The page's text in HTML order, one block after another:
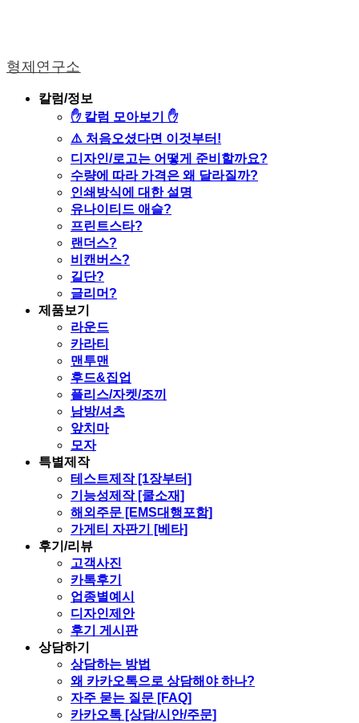
형제연구소
칼럼/정보
✋ 칼럼 모아보기 ✋
⚠️ 처음오셨다면 이것부터!
디자인/로고는 어떻게 준비할까요?
수량에 따라 가격은 왜 달라질까?
인쇄방식에 대한 설명
유나이티드 애슬?
프린트스타?
랜더스?
비캔버스?
길단?
글리머?
제품보기
라운드
카라티
맨투맨
후드&집업
플리스/자켓/조끼
남방/셔츠
앞치마
모자
특별제작
테스트제작 [1장부터]
기능성제작 [쿨소재]
해외주문 [EMS대행포함]
가게티 자판기 [베타]
후기/리뷰
고객사진
카톡후기
업종별예시
디자인제안
후기 게시판
상담하기
상담하는 방법
왜 카카오톡으로 상담해야 하나?
자주 묻는 질문 [FAQ]
카카오톡 [상담/시안/주문]